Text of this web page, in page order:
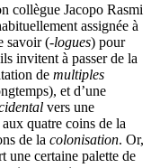
collègue Jacopo Rasmi
assignée à
savoir (-logues) pour
invitent à passer de la
de multiples
et d’une
vers une
quatre coins de la
de la colonisation. Or,
une certaine palette de